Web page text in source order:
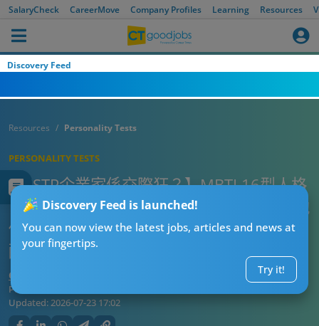
SalaryCheck CareerMove Company Profiles Learning Resources
Discovery Feed
Discovery Feed is launched!
You can now view the latest jobs, articles and news at
your fingertips.
Try it!
析 配對理想職業及最契合同事
Resources Personality Tests
PERSONALITY TESTS
【ESTP企業家係交際狂？】MBTI 16型人格
︰ESTP最適合營銷的人才？活在當下卻成他
們職涯規劃的阻礙？附測試連結及詳細分析
配對理想職業及最契合同事
CTgoodjobs’ Editor
Published:
Updated: 2026-07-23 17:02